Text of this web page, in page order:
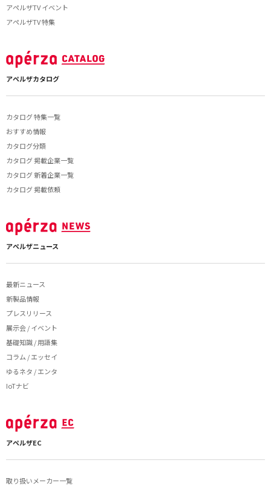
アペルザTV イベント
アペルザTV 特集
アペルザカタログ
カタログ 特集一覧
おすすめ情報
カタログ分類
カタログ 掲載企業一覧
カタログ 新着企業一覧
カタログ 掲載依頼
アペルザニュース
最新ニュース
新製品情報
プレスリリース
展示会 / イベント
基礎知識 / 用語集
コラム / エッセイ
ゆるネタ / エンタ
IoTナビ
アペルザEC
取り扱いメーカー一覧